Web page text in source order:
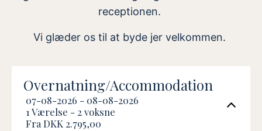
receptionen.
Vi glæder os til at byde jer velkommen.
Overnatning/Accommodation
07-08-2026 - 08-08-2026
1 Værelse - 2voksne
Fra DKK 2.795,00